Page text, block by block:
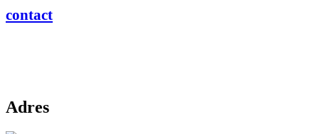
contact
Adres